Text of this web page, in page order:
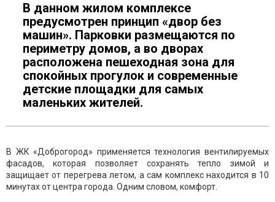
В данном жилом комплексе
предусмотрен принцип «двор без
машин». Парковки размещаются по
периметру домов, а во дворах
расположена пешеходная зона для
спокойных прогулок и современные
детские площадки для самых
маленьких жителей.
В ЖК «Доброгород» применяется технология вентилируемых
фасадов, которая позволяет сохранять тепло зимой и
защищает от перегрева летом, а сам комплекс находится в 10
минутах от центра города. Одним словом, комфорт.